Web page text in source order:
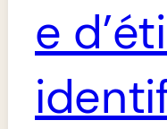
e